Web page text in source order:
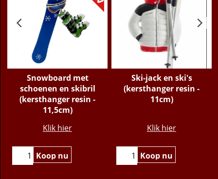
Snowboard met
schoenen en skibril
(kersthanger resin -
11,5cm)
Klik hier
Ski-jack en ski's
(kersthanger resin -
Klik hier